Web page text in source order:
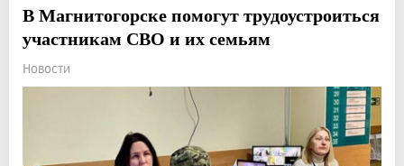
В Магнитогорске помогут трудоустроиться
участникам СВО и их семьям
Новости